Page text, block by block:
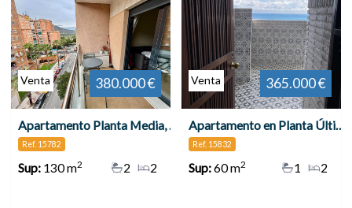
Venta 380.000 €
Apartamento Planta Media, Torremolinos Centro
Ref. 15782
Sup:130 m2 2
2
Venta 365.000 €
Apartamento en Planta Última, Torremolinos Centro
Ref. 15832
Sup:60 m2 2
1